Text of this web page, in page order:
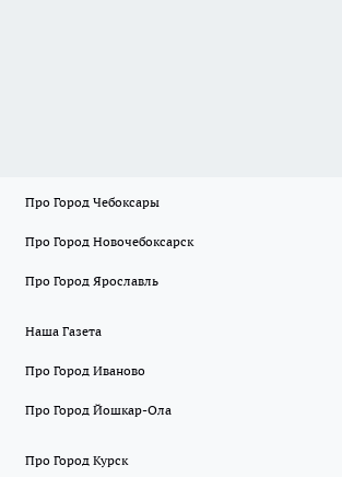
Про Город Чебоксары
Про Город Новочебоксарск
Про Город Ярославль
Наша Газета
Про Город Иваново
Про Город Йошкар-Ола
Про Город Курск